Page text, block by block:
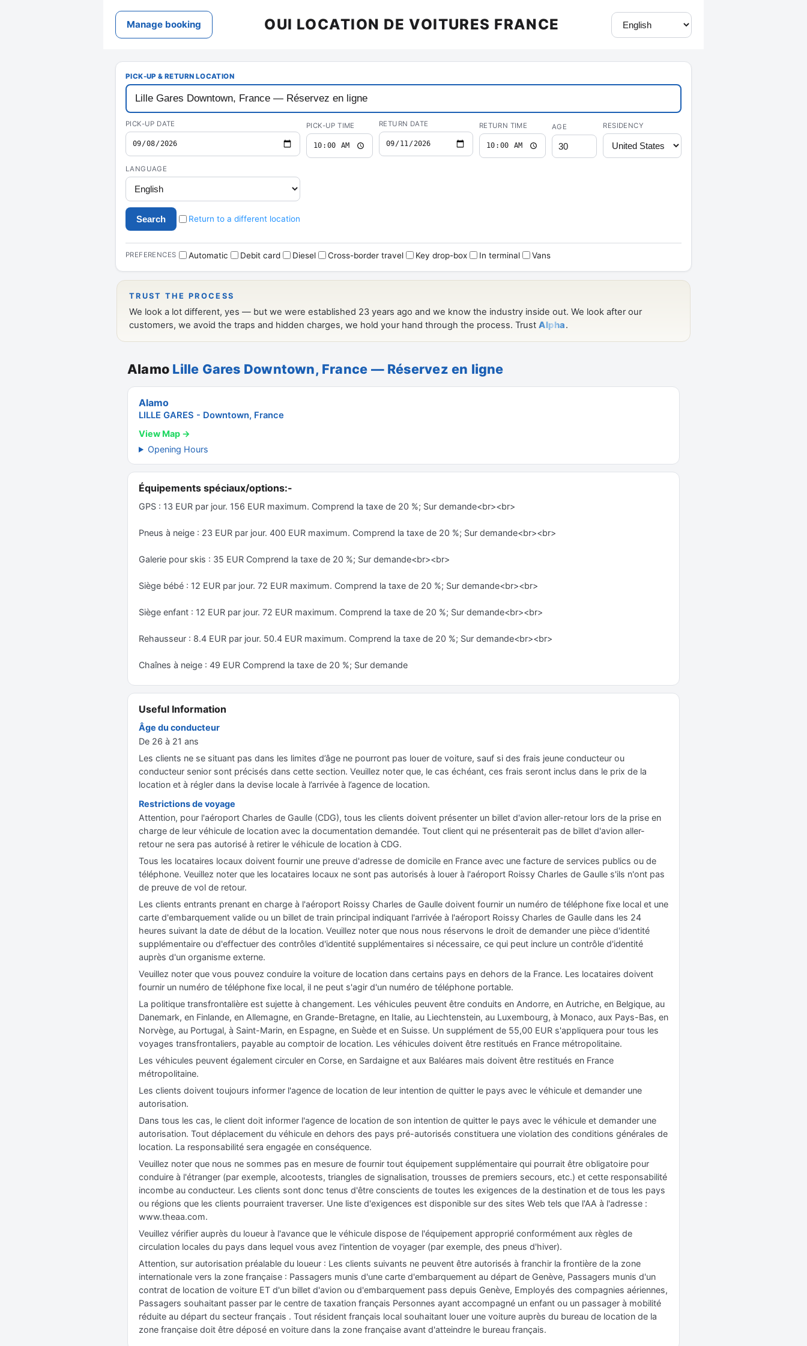
Alamo Lille Gares Downtown, France — Réservez en ligne
Alamo
LILLE GARES - Downtown, France
View Map →
Opening Hours
Équipements spéciaux/options:-
GPS : 13 EUR par jour. 156 EUR maximum. Comprend la taxe de 20 %; Sur demande<br><br>
Pneus à neige : 23 EUR par jour. 400 EUR maximum. Comprend la taxe de 20 %; Sur demande<br><br>
Galerie pour skis : 35 EUR Comprend la taxe de 20 %; Sur demande<br><br>
Siège bébé : 12 EUR par jour. 72 EUR maximum. Comprend la taxe de 20 %; Sur demande<br><br>
Siège enfant : 12 EUR par jour. 72 EUR maximum. Comprend la taxe de 20 %; Sur demande<br><br>
Rehausseur : 8.4 EUR par jour. 50.4 EUR maximum. Comprend la taxe de 20 %; Sur demande<br><br>
Chaînes à neige : 49 EUR Comprend la taxe de 20 %; Sur demande
Useful Information
Âge du conducteur
De 26 à 21 ans
Les clients ne se situant pas dans les limites d’âge ne pourront pas louer de voiture, sauf si des frais jeune conducteur ou
conducteur senior sont précisés dans cette section. Veuillez noter que, le cas échéant, ces frais seront inclus dans le prix de la
location et à régler dans la devise locale à l’arrivée à l’agence de location.
Restrictions de voyage
Attention, pour l'aéroport Charles de Gaulle (CDG), tous les clients doivent présenter un billet d'avion aller-retour lors de la prise en
charge de leur véhicule de location avec la documentation demandée. Tout client qui ne présenterait pas de billet d'avion aller-
retour ne sera pas autorisé à retirer le véhicule de location à CDG.
Tous les locataires locaux doivent fournir une preuve d'adresse de domicile en France avec une facture de services publics ou de
téléphone. Veuillez noter que les locataires locaux ne sont pas autorisés à louer à l'aéroport Roissy Charles de Gaulle s'ils n'ont pas
de preuve de vol de retour.
Les clients entrants prenant en charge à l'aéroport Roissy Charles de Gaulle doivent fournir un numéro de téléphone fixe local et une
carte d'embarquement valide ou un billet de train principal indiquant l'arrivée à l'aéroport Roissy Charles de Gaulle dans les 24
heures suivant la date de début de la location. Veuillez noter que nous nous réservons le droit de demander une pièce d'identité
supplémentaire ou d'effectuer des contrôles d'identité supplémentaires si nécessaire, ce qui peut inclure un contrôle d'identité
auprès d'un organisme externe.
Veuillez noter que vous pouvez conduire la voiture de location dans certains pays en dehors de la France. Les locataires doivent
fournir un numéro de téléphone fixe local, il ne peut s'agir d'un numéro de téléphone portable.
La politique transfrontalière est sujette à changement. Les véhicules peuvent être conduits en Andorre, en Autriche, en Belgique, au
Danemark, en Finlande, en Allemagne, en Grande-Bretagne, en Italie, au Liechtenstein, au Luxembourg, à Monaco, aux Pays-Bas, en
Norvège, au Portugal, à Saint-Marin, en Espagne, en Suède et en Suisse. Un supplément de 55,00 EUR s'appliquera pour tous les
voyages transfrontaliers, payable au comptoir de location. Les véhicules doivent être restitués en France métropolitaine.
Les véhicules peuvent également circuler en Corse, en Sardaigne et aux Baléares mais doivent être restitués en France
métropolitaine.
Les clients doivent toujours informer l'agence de location de leur intention de quitter le pays avec le véhicule et demander une
autorisation.
Dans tous les cas, le client doit informer l'agence de location de son intention de quitter le pays avec le véhicule et demander une
autorisation. Tout déplacement du véhicule en dehors des pays pré-autorisés constituera une violation des conditions générales de
location. La responsabilité sera engagée en conséquence.
Veuillez noter que nous ne sommes pas en mesure de fournir tout équipement supplémentaire qui pourrait être obligatoire pour
conduire à l'étranger (par exemple, alcootests, triangles de signalisation, trousses de premiers secours, etc.) et cette responsabilité
incombe au conducteur. Les clients sont donc tenus d'être conscients de toutes les exigences de la destination et de tous les pays
ou régions que les clients pourraient traverser. Une liste d'exigences est disponible sur des sites Web tels que l'AA à l'adresse :
www.theaa.com.
Veuillez vérifier auprès du loueur à l'avance que le véhicule dispose de l'équipement approprié conformément aux règles de
circulation locales du pays dans lequel vous avez l'intention de voyager (par exemple, des pneus d'hiver).
Attention, sur autorisation préalable du loueur : Les clients suivants ne peuvent être autorisés à franchir la frontière de la zone
internationale vers la zone française : Passagers munis d'une carte d'embarquement au départ de Genève, Passagers munis d'un
contrat de location de voiture ET d'un billet d'avion ou d'embarquement pass depuis Genève, Employés des compagnies aériennes,
Passagers souhaitant passer par le centre de taxation français Personnes ayant accompagné un enfant ou un passager à mobilité
réduite au départ du secteur français . Tout résident français local souhaitant louer une voiture auprès du bureau de location de la
zone française doit être déposé en voiture dans la zone française avant d'atteindre le bureau français.